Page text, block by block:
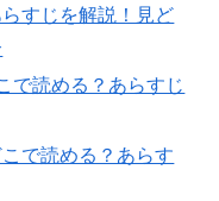
すじを解説！見ど
で読める？あらすじ
で読める？あらす